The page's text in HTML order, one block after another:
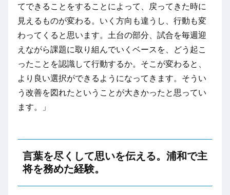
てできることをすることによって、戻ってきた時に
見えるものが変わる。いく方向も違うし、行動も変
わってくると思います。土台の部分、試合を毎週迎
えながら課題に取り組んでいくベースを、どう起こ
ったことを認識して行動するか。そこが変わると、
より良い選択ができるようになってきます。そうい
う改善を図れたということが大きかったと思ってい
ます。」
言葉を尽くして思いを伝える。浦和で主
将を務めた経験。